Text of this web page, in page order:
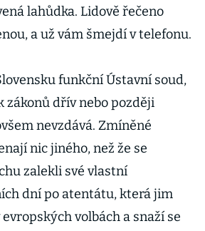
lahůdka. Lidově řečeno
a už vám šmejdí v telefonu.
funkční Ústavní soud,
dřív nebo později
nevzdává. Zmíněné
nic jiného, než že se
zalekli své vlastní
dní po atentátu, která jim
volbách a snaží se